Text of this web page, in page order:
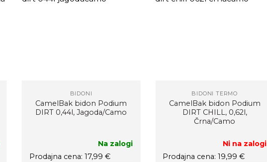
BIDONI
CamelBak bidon Podium
DIRT 0,44l, Jagoda/Camo
Na zalogi
Prodajna cena: 17,99 €
BIDONI TERMO
CamelBak bidon Podium
DIRT CHILL, 0,62l,
Črna/Camo
Ni na zalogi
Prodajna cena: 19,99 €